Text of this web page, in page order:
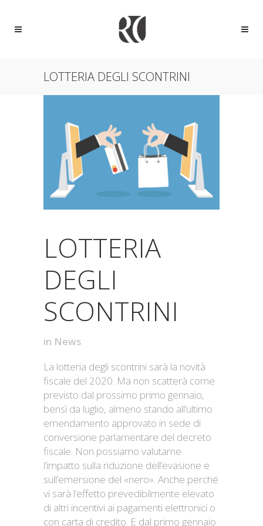
LOTTERIA DEGLI SCONTRINI
LOTTERIA
DEGLI
SCONTRINI
in News
La lotteria degli scontrini sarà la novità
fiscale del 2020. Ma non scatterà come
previsto dal prossimo primo gennaio,
bensì da luglio, almeno stando all’ultimo
emendamento approvato in sede di
conversione parlamentare del decreto
fiscale. Non possiamo valutarne
l’impatto sulla riduzione dell’evasione e
sull’emersione del «nero». Anche perché
vi sarà l’effetto prevedibilmente elevato
di altri incentivi ai pagamenti elettronici o
con carta di credito. E dal primo gennaio